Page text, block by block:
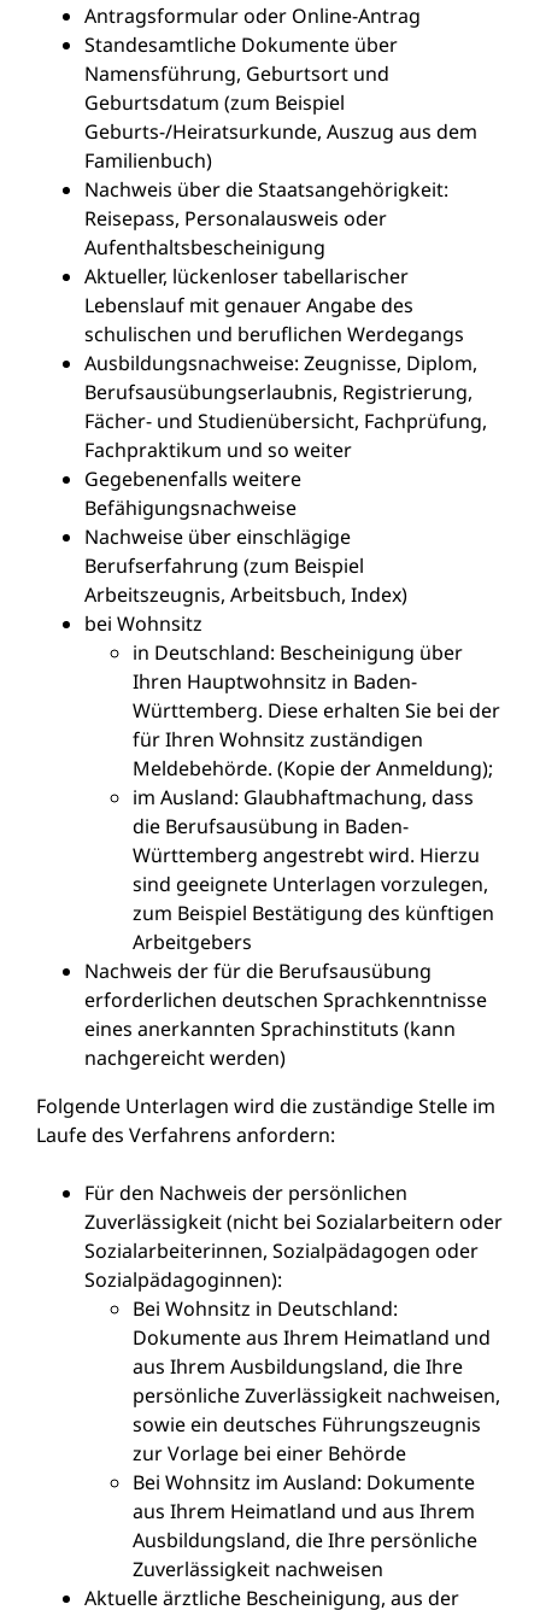
Antragsformular oder Online-Antrag
Standesamtliche Dokumente über
Namensführung, Geburtsort und
Geburtsdatum (zum Beispiel
Geburts-/Heiratsurkunde, Auszug aus dem
Familienbuch)
Nachweis über die Staatsangehörigkeit:
Reisepass, Personalausweis oder
Aufenthaltsbescheinigung
Aktueller, lückenloser tabellarischer
Lebenslauf mit genauer Angabe des
schulischen und beruflichen Werdegangs
Ausbildungsnachweise: Zeugnisse, Diplom,
Berufsausübungserlaubnis, Registrierung,
Fächer- und Studienübersicht, Fachprüfung,
Fachpraktikum und so weiter
Gegebenenfalls weitere
Befähigungsnachweise
Nachweise über einschlägige
Berufserfahrung (zum Beispiel
Arbeitszeugnis, Arbeitsbuch, Index)
bei Wohnsitz
in Deutschland: Bescheinigung über
Ihren Hauptwohnsitz in Baden-
Württemberg. Diese erhalten Sie bei der
für Ihren Wohnsitz zuständigen
Meldebehörde. (Kopie der Anmeldung);
im Ausland: Glaubhaftmachung, dass
die Berufsausübung in Baden-
Württemberg angestrebt wird. Hierzu
sind geeignete Unterlagen vorzulegen,
zum Beispiel Bestätigung des künftigen
Arbeitgebers
Nachweis der für die Berufsausübung
erforderlichen deutschen Sprachkenntnisse
eines anerkannten Sprachinstituts (kann
nachgereicht werden)
Folgende Unterlagen wird die zuständige Stelle im
Laufe des Verfahrens anfordern:
Für den Nachweis der persönlichen
Zuverlässigkeit (nicht bei Sozialarbeitern oder
Sozialarbeiterinnen, Sozialpädagogen oder
Sozialpädagoginnen):
Bei Wohnsitz in Deutschland:
Dokumente aus Ihrem Heimatland und
aus Ihrem Ausbildungsland, die Ihre
persönliche Zuverlässigkeit nachweisen,
sowie ein deutsches Führungszeugnis
zur Vorlage bei einer Behörde
Bei Wohnsitz im Ausland: Dokumente
aus Ihrem Heimatland und aus Ihrem
Ausbildungsland, die Ihre persönliche
Zuverlässigkeit nachweisen
Aktuelle ärztliche Bescheinigung, aus der